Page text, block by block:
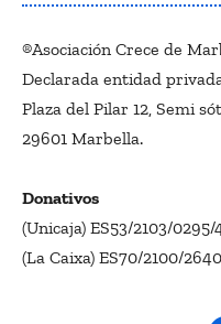
®Asociación Crece de
Declarada entidad
Plaza del Pilar 12, Semi
29601 Marbella.
Donativos
(Unicaja) ES53/2103/
(La Caixa) ES70/2100/